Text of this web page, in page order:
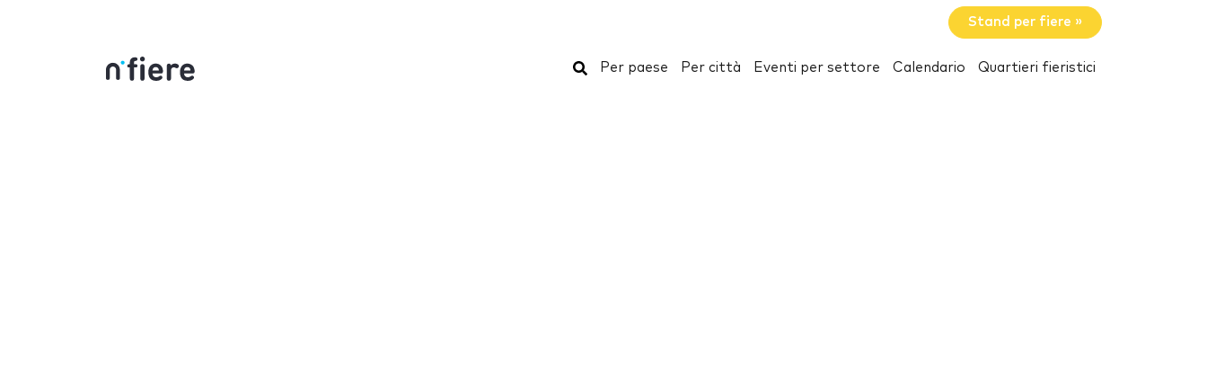
Stand per fiere »
Cerca
Per paese Per città Eventi per settore Calendario Quartieri fieristici